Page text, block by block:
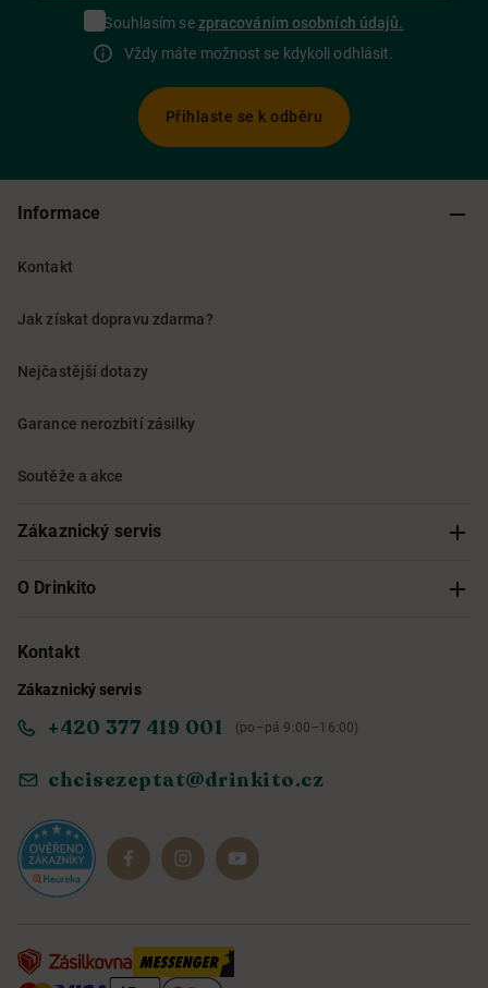
Souhlasím sezpracováním osobních údajů.
Vždy máte možnost se kdykoli odhlásit.
Přihlaste se k odběru
Informace
Kontakt
Jak získat dopravu zdarma?
Nejčastější dotazy
Garance nerozbití zásilky
Soutěže a akce
Zákaznický servis
Sledování objednávky
Obchodní podmínky
Ochrana osobních údajů
Reklamace a vrácení
O Drinkito
O nás
Informace o přístupnosti služby
Dárkové sady
Kontakt
Zákaznický servis
+420 377 419 001 (po–pá 9:00–16:00)
chcisezeptat@drinkito.cz